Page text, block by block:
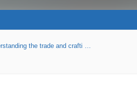
the trade and crafti …